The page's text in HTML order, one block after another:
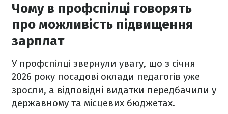
Чому в профспілці говорять
про можливість підвищення
зарплат
У профспілці звернули увагу, що з січня
2026 року посадові оклади педагогів уже
зросли, а відповідні видатки передбачили у
державному та місцевих бюджетах.